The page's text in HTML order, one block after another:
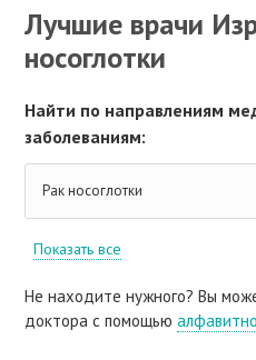
Лучшие врачи
носоглотки
Найти по направлениям
заболеваниям:
Рак носоглотки
Показать все
Не находите нужного? Вы
доктора с помощью